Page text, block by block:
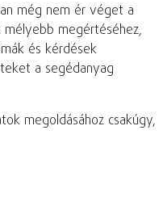
még nem ér véget a
megértéséhez,
és kérdések
a segédanyag
megoldásához csakúgy,